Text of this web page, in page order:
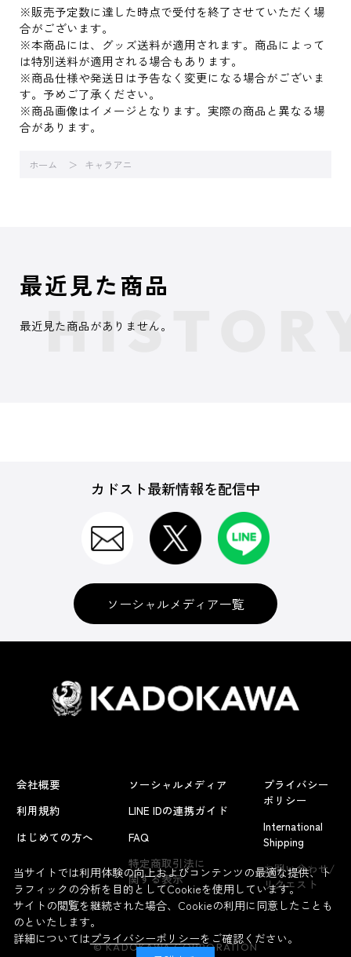
※販売予定数に達した時点で受付を終了させていただく場
合がございます。
※本商品には、グッズ送料が適用されます。商品によって
は特別送料が適用される場合もあります。
※商品仕様や発送日は予告なく変更になる場合がございま
す。予めご了承ください。
※商品画像はイメージとなります。実際の商品と異なる場
合があります。
ホーム キャラアニ
よくあるお問い合わせ
最近見た商品
最近見た商品がありません。
カドスト最新情報を配信中
ソーシャルメディア一覧
会社概要
利用規約
はじめての方へ
ソーシャルメディア
LINE IDの連携ガイド
FAQ
特定商取引法に
関する表示
プライバシー
ポリシー
International
Shipping
お問い合わせ/
リクエスト
© KADOKAWA CORPORATION
当サイトでは利用体験の向上およびコンテンツの最適な提供、ト
ラフィックの分析を目的としてCookieを使用しています。
サイトの閲覧を継続された場合、Cookieの利用に同意したことも
のといたします。
詳細についてはプライバシーポリシーをご確認ください。